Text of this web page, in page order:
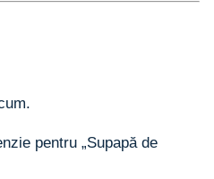
pentru „Supapă de